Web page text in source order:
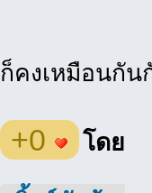
ก็คงเหมือนกั
+0 โดย